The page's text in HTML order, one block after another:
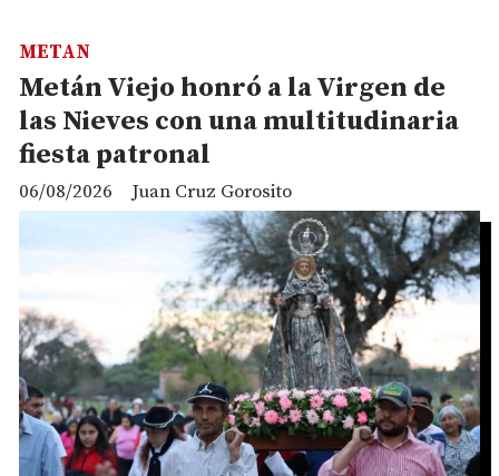
Metán Viejo honró a la Virgen de
las Nieves con una multitudinaria
fiesta patronal
Juan Cruz Gorosito
METAN
06/08/2026